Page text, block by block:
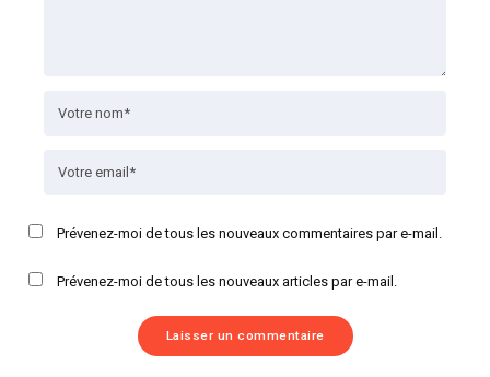
Prévenez-moi de tous les nouveaux commentaires par e-mail.
Prévenez-moi de tous les nouveaux articles par e-mail.